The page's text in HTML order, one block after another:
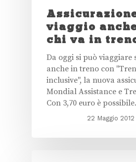
viaggio
chi va in
Da oggi si può viaggiare
anche in treno con
inclusive", la nuova
Mondial Assistance e
Con 3,70 euro è
22 Maggio 2012